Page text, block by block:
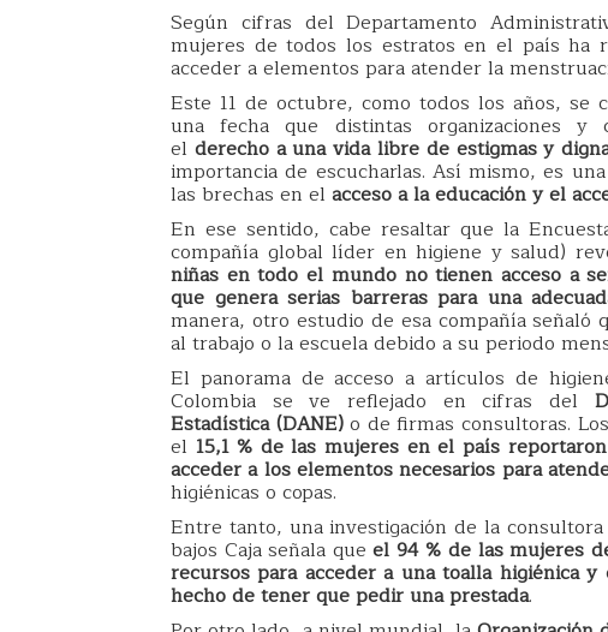
Según cifras del Departamento
mujeres de todos los estratos en el país ha
acceder a elementos para atender la
Este 11 de octubre, como todos los años, se
una fecha que distintas organizaciones y
el derecho a una vida libre de estigmas y
importancia de escucharlas. Así mismo, es
las brechas en el acceso a la educación y el
En ese sentido, cabe resaltar que la
compañía global líder en higiene y salud)
niñas en todo el mundo no tienen acceso a
que genera serias barreras para una
manera, otro estudio de esa compañía
al trabajo o la escuela debido a su periodo
El panorama de acceso a artículos de
Colombia se ve reflejado en cifras del
Estadística (DANE)o de firmas consultoras.
el 15,1 % de las mujeres en el país
acceder a los elementos necesarios para
higiénicas o copas.
Entre tanto, una investigación de la
bajos Caja señala queel 94 % de las mujeres
recursos para acceder a una toalla higiénica
hecho de tener que pedir una prestada.